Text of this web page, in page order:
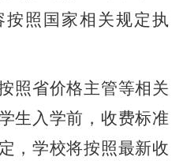
照国家相关规定执
照省价格主管等相关
生入学前，收费标准
，学校将按照最新收